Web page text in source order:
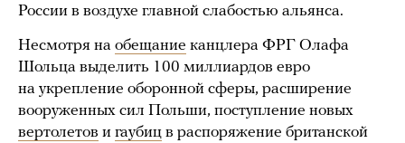
России в воздухе главной слабостью альянса.
Несмотря на обещание канцлера ФРГ Олафа
Шольца выделить 100 миллиардов евро
на укрепление оборонной сферы, расширение
вооруженных сил Польши, поступление новых
вертолетов и гаубиц в распоряжение британской